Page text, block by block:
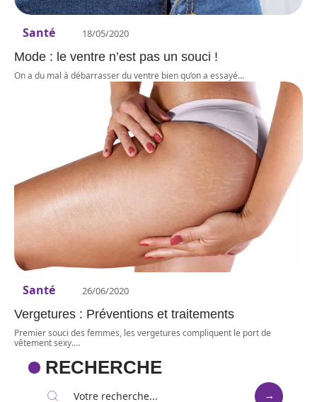
Santé 18/05/2020
Mode : le ventre n’est pas un souci !
On a du mal à débarrasser du ventre bien qu’on a essayé…
Santé 26/06/2020
Vergetures : Préventions et traitements
Premier souci des femmes, les vergetures compliquent le port de
vêtement sexy.…
RECHERCHE